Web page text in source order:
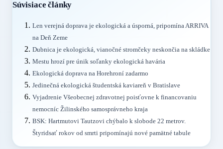
Súvisiace články
Len verejná doprava je ekologická a úsporná, pripomína ARRIVA
na Deň Zeme
Dubnica je ekologická, vianočné stromčeky neskončia na skládke
Mestu hrozí pre únik soľanky ekologická havária
Ekologická doprava na Horehroní zadarmo
Jedinečná ekologická študentská kaviareň v Bratislave
Vyjadrenie Všeobecnej zdravotnej poisťovne k financovaniu
nemocníc Žilinského samosprávneho kraja
BSK: Hartmutovi Tautzovi chýbalo k slobode 22 metrov.
Štyridsať rokov od smrti pripomínajú nové pamätné tabule